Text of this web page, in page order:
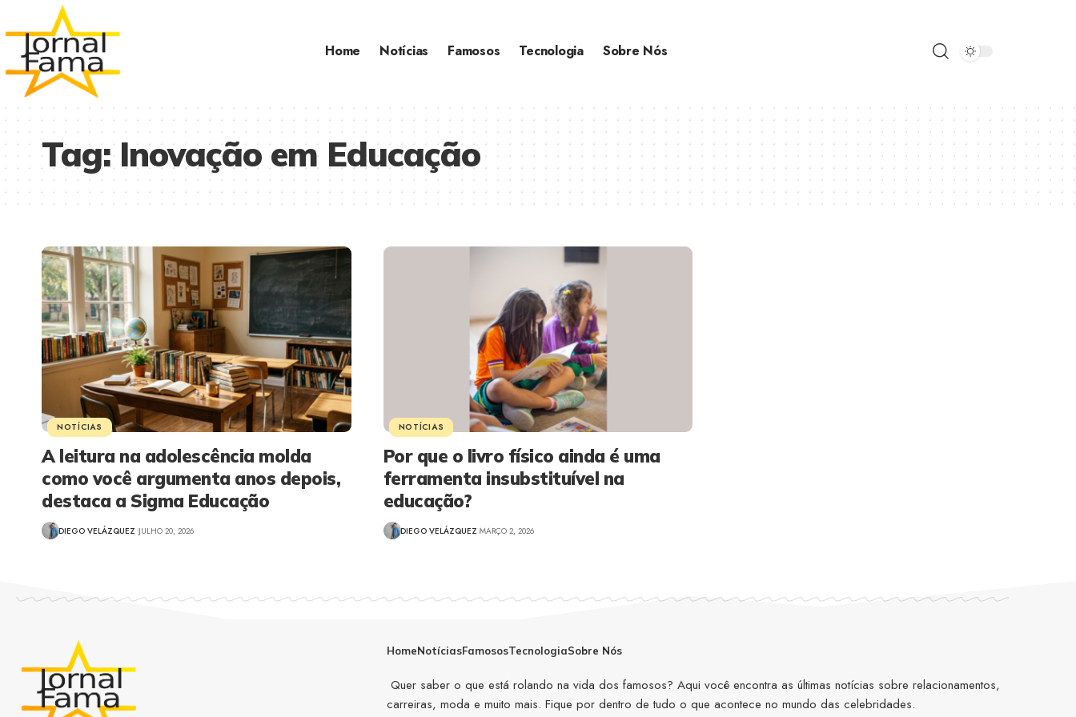
Home Notícias Famosos Tecnologia Sobre Nós
Tag:Inovação em Educação
NOTÍCIAS
A leitura na adolescência molda
como você argumenta anos depois,
destaca a Sigma Educação
DIEGO VELÁZQUEZ JULHO 20, 2026
NOTÍCIAS
Por que o livro físico ainda é uma
ferramenta insubstituível na
educação?
DIEGO VELÁZQUEZ MARÇO 2, 2026
HomeNotíciasFamososTecnologiaSobre Nós
Quer saber o que está rolando na vida dos famosos? Aqui você encontra as últimas notícias sobre relacionamentos,
carreiras, moda e muito mais. Fique por dentro de tudo o que acontece no mundo das celebridades.